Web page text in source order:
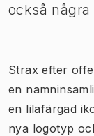
också
Strax efter
en
en lilafärgad
nya logotyp